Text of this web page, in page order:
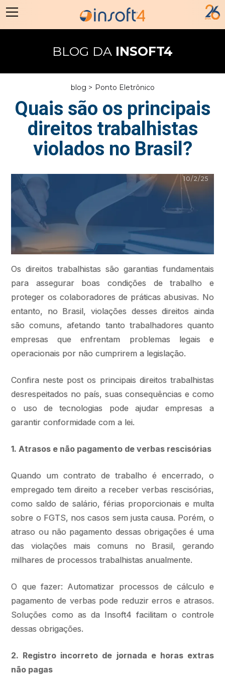
BLOG DAINSOFT4
blog > Ponto Eletrônico
Quais são os principais
direitos trabalhistas
violados no Brasil?
10/2/25
Os direitos trabalhistas são garantias fundamentais
para assegurar boas condições de trabalho e
proteger os colaboradores de práticas abusivas. No
entanto, no Brasil, violações desses direitos ainda
são comuns, afetando tanto trabalhadores quanto
empresas que enfrentam problemas legais e
operacionais por não cumprirem a legislação.
Confira neste post os principais direitos trabalhistas
desrespeitados no país, suas consequências e como
o uso de tecnologias pode ajudar empresas a
garantir conformidade com a lei.
1. Atrasos e não pagamento de verbas rescisórias
Quando um contrato de trabalho é encerrado, o
empregado tem direito a receber verbas rescisórias,
como saldo de salário, férias proporcionais e multa
sobre o FGTS, nos casos sem justa causa. Porém, o
atraso ou não pagamento dessas obrigações é uma
das violações mais comuns no Brasil, gerando
milhares de processos trabalhistas anualmente.
O que fazer: Automatizar processos de cálculo e
pagamento de verbas pode reduzir erros e atrasos.
Soluções como as da Insoft4 facilitam o controle
dessas obrigações.
2. Registro incorreto de jornada e horas extras
não pagas